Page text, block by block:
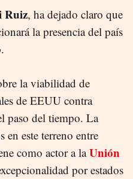
Ruiz, ha dejado claro que
la presencia del país
la viabilidad de
de EEUU contra
paso del tiempo. La
en este terreno entre
como actor a laUnión
por estados